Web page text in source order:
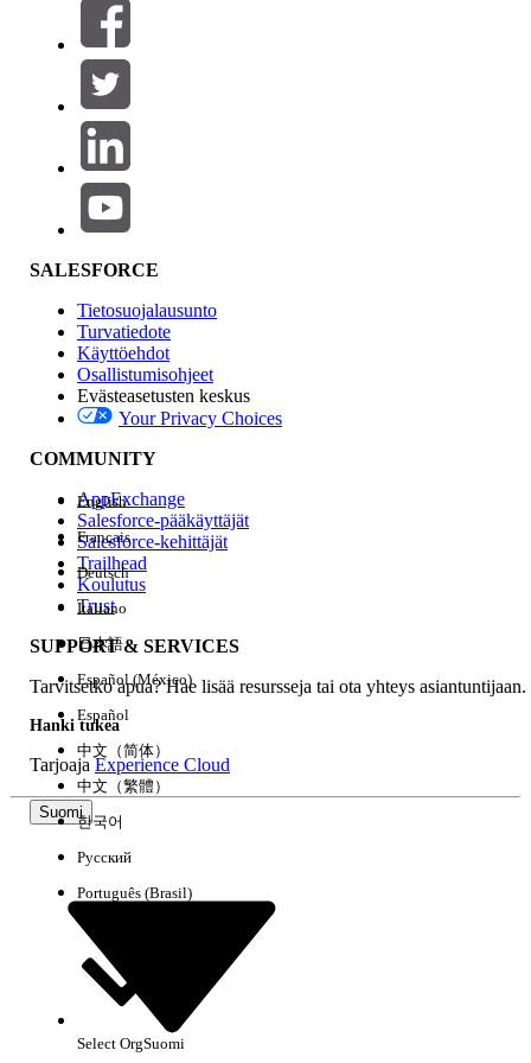
Suodatusperuste (0)
VALITSE SUODATTIMET
Tuotealue
Ominaisuuden vaikutus
Edition
Kokemus
Tyhjennä kaikki Valmis
SALESFORCE
Tietosuojalausunto
Turvatiedote
Käyttöehdot
Osallistumisohjeet
Evästeasetusten keskus
Your Privacy Choices
COMMUNITY
AppExchange
Salesforce-pääkäyttäjät
Salesforce-kehittäjät
Trailhead
Koulutus
Trust
SUPPORT & SERVICES
Tarvitsetko apua? Hae lisää resursseja tai ota yhteys asiantuntijaan.
Hanki tukea
TarjoajaExperience Cloud
Suomi
English
Français
Deutsch
Italiano
日本語
Español (México)
Español
中文（简体）
中文（繁體）
한국어
Русский
Português (Brasil)
Select OrgSuomi